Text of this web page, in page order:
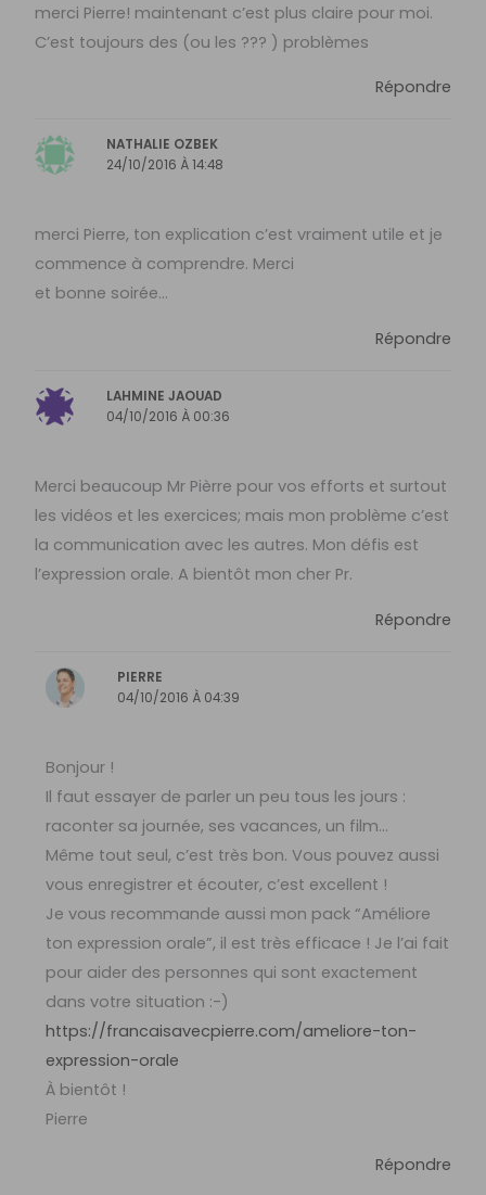
merci Pierre! maintenant c’est plus claire pour moi.
C’est toujours des (ou les ??? ) problèmes
Répondre
NATHALIE OZBEK
24/10/2016 À 14:48
merci Pierre, ton explication c’est vraiment utile et je
commence à comprendre. Merci
et bonne soirée…
Répondre
LAHMINE JAOUAD
04/10/2016 À 00:36
Merci beaucoup Mr Pièrre pour vos efforts et surtout
les vidéos et les exercices; mais mon problème c’est
la communication avec les autres. Mon défis est
l’expression orale. A bientôt mon cher Pr.
Répondre
PIERRE
04/10/2016 À 04:39
Bonjour !
Il faut essayer de parler un peu tous les jours :
raconter sa journée, ses vacances, un film…
Même tout seul, c’est très bon. Vous pouvez aussi
vous enregistrer et écouter, c’est excellent !
Je vous recommande aussi mon pack “Améliore
ton expression orale”, il est très efficace ! Je l’ai fait
pour aider des personnes qui sont exactement
dans votre situation :-)
https://francaisavecpierre.com/ameliore-ton-
expression-orale
À bientôt !
Pierre
Répondre